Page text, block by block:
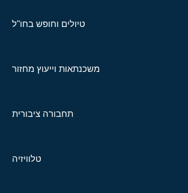
טיולים וחופש בחו"ל
משכנתאות וייעוץ מחזור
תחבורה ציבורית
טלוויזיה